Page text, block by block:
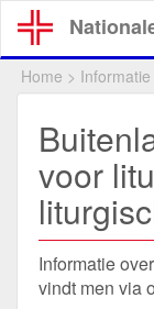
Overslaan
en
naar
Home >
voor
Informatie
vindt men via